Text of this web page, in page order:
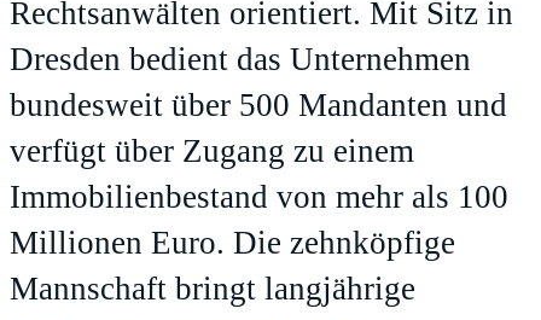
Rechtsanwälten orientiert. Mit Sitz in
Dresden bedient das Unternehmen
bundesweit über 500 Mandanten und
verfügt über Zugang zu einem
Immobilienbestand von mehr als 100
Millionen Euro. Die zehnköpfige
Mannschaft bringt langjährige